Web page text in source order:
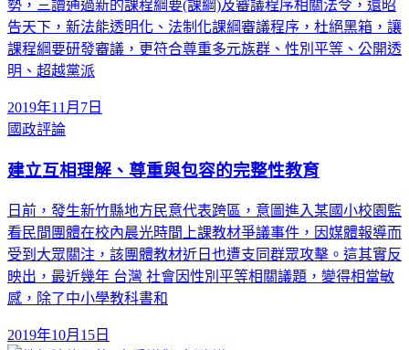
勢，三讀通過新的課程綱要(課綱)及審議程序相關法令，還昭
告天下，新法能透明化、法制化課綱審議程序，杜絕黑箱，讓
課程綱要研發審議，更符合尊重多元族群、性別平等、公開透
明、超越黨派
2019年11月7日
國政評論
建立互相理解、尊重與包容的完整性教育
日前，發生新竹縣地方民意代表跨區，意圖進入某國小校園監
看民間團體在校內晨光時間上課教材爭議事件，因媒體報導而
受到大眾關注，該團體教材近日也遭支同群眾攻擊。這其實反
映出，最近幾年 台灣 社會因性別平等相關議題，變得相當敏
感，除了中小學教科書和
2019年10月15日